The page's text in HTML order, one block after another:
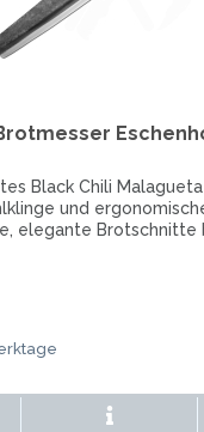
Black Chili
und
elegante Brotschnitte